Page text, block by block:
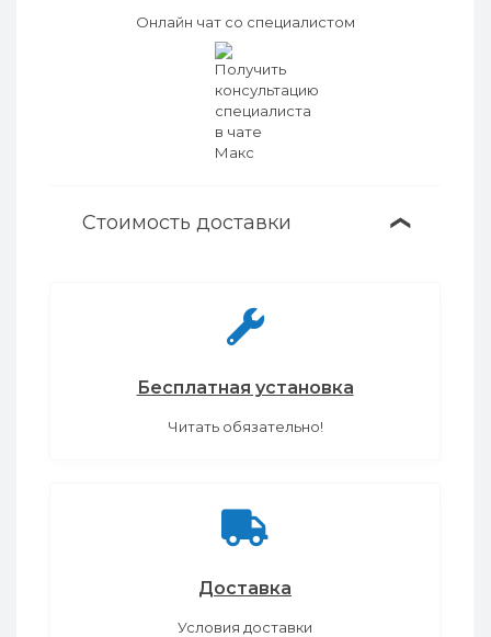
Онлайн чат со специалистом
Стоимость доставки ❯
Бесплатная установка
Читать обязательно!
Доставка
Условия доставки